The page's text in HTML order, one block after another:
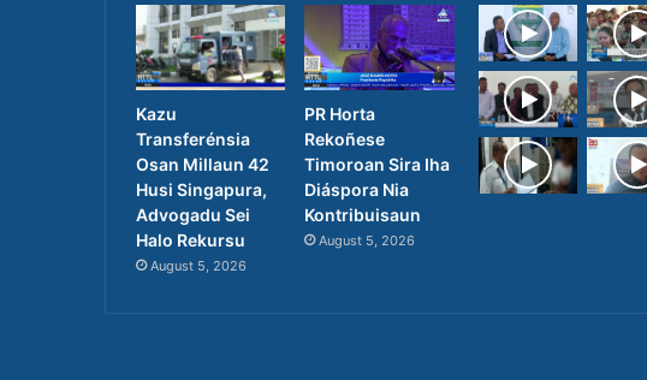
Kazu
Transferénsia
Osan Millaun 42
Husi Singapura,
Advogadu Sei
Halo Rekursu
August 5, 2026
PR Horta
Rekoñese
Timoroan Sira Iha
Diáspora Nia
Kontribuisaun
August 5, 2026